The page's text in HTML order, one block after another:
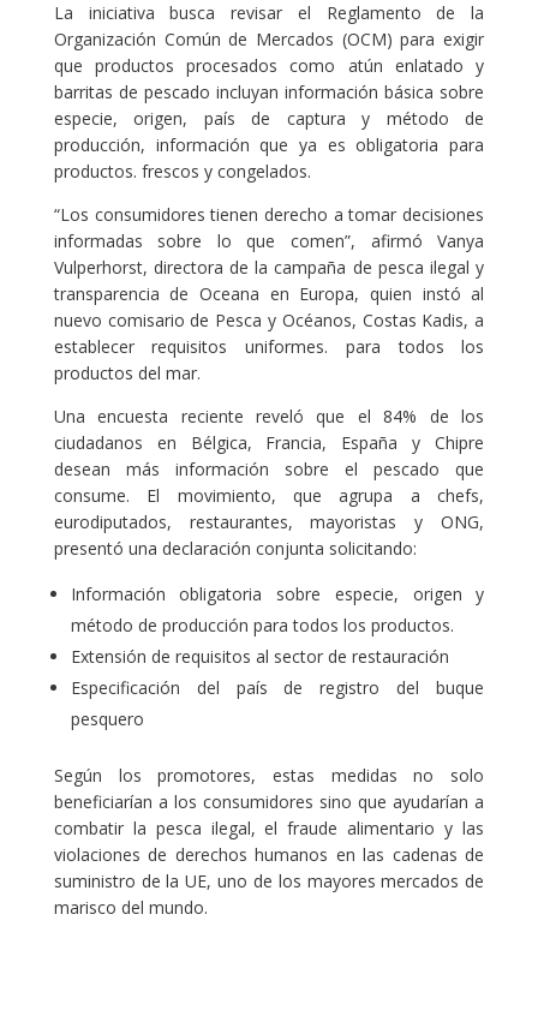
La iniciativa busca revisar el Reglamento de la
Organización Común de Mercados (OCM) para exigir
que productos procesados ​​como atún enlatado y
barritas de pescado incluyan información básica sobre
especie, origen, país de captura y método de
producción, información que ya es obligatoria para
productos. frescos y congelados.
“Los consumidores tienen derecho a tomar decisiones
informadas sobre lo que comen”, afirmó Vanya
Vulperhorst, directora de la campaña de pesca ilegal y
transparencia de Oceana en Europa, quien instó al
nuevo comisario de Pesca y Océanos, Costas Kadis, a
establecer requisitos uniformes. para todos los
productos del mar.
Una encuesta reciente reveló que el 84% de los
ciudadanos en Bélgica, Francia, España y Chipre
desean más información sobre el pescado que
consume. El movimiento, que agrupa a chefs,
eurodiputados, restaurantes, mayoristas y ONG,
presentó una declaración conjunta solicitando:
Información obligatoria sobre especie, origen y
método de producción para todos los productos.
Extensión de requisitos al sector de restauración
Especificación del país de registro del buque
pesquero
Según los promotores, estas medidas no solo
beneficiarían a los consumidores sino que ayudarían a
combatir la pesca ilegal, el fraude alimentario y las
violaciones de derechos humanos en las cadenas de
suministro de la UE, uno de los mayores mercados de
marisco del mundo.